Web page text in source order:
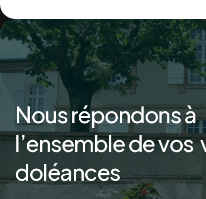
Nous répondons à
l’ensemble de vos
doléances